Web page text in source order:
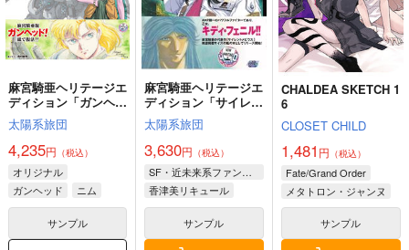
8月3日掲載 8月3日掲載
8月2日掲載 8月2日掲載
麻宮騎亜ヘリテージエ
ディション「ガンヘッ
ド」上巻
太陽系旅団
4,235円 （税込）
オリジナル
ガンヘッド
ニム
ブルックリン
サンプル
麻宮騎亜ヘリテージエ
ディション「サイレン
トメビウス」03 キデ
ィ編
太陽系旅団
3,630円 （税込）
SF・近未来系ファンタジー
香津美リキュール
キディ
サンプル
CHALDEA SKETCH 1
6
CLOSET CHILD
1,481 円 （税込）
Fate/Grand Order
メタトロン・ジャンヌ
リリス
サンプル